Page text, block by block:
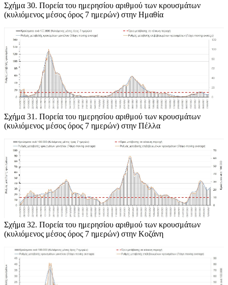
Σχήμα 30. Πορεία του ημερησίου αριθμού των κρουσμάτων
(κυλιόμενος μέσος όρος 7 ημερών) στην Ημαθία
Σχήμα 31 . Πορεία του ημερησίου αριθμού των κρουσμάτων
(κυλιόμενος μέσος όρος 7 ημερών) στην Πέλλα
Σχήμα 32. Πορεία του ημερησίου αριθμού των κρουσμάτων
(κυλιόμενος μέσος όρος 7 ημερών) στην Κοζάνη